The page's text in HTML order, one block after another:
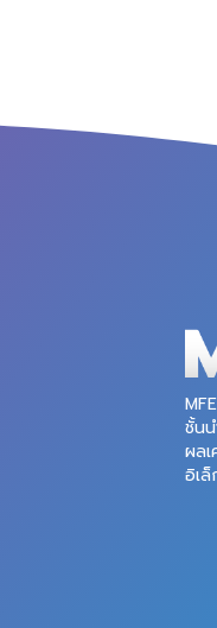
ชั้น
ผลเ
อิเ